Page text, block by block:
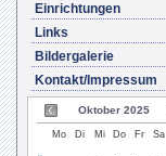
Einrichtungen
Links
Bildergalerie
Kontakt/Impressum
Oktober 2025
Mo Di Mi Do Fr Sa